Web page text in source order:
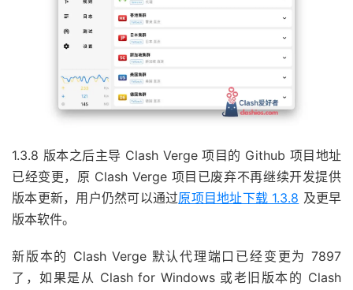
1.3.8 版本之后主导 Clash Verge 项目的 Github 项目地址
已经变更，原 Clash Verge 项目已废弃不再继续开发提供
版本更新，用户仍然可以通过原项目地址下载 1.3.8 及更早
版本软件。
新版本的 Clash Verge 默认代理端口已经变更为 7897
了，如果是从 Clash for Windows 或老旧版本的 Clash